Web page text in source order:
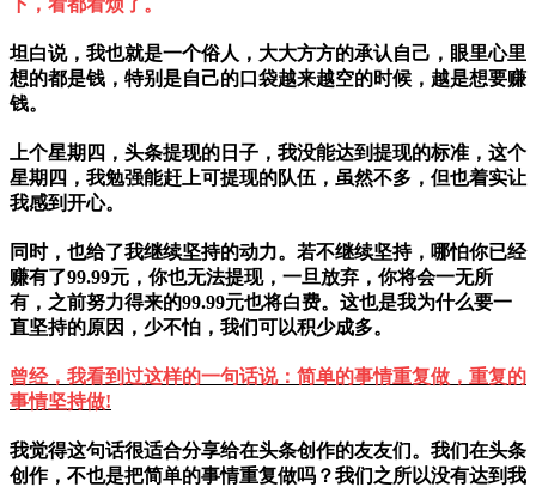
坦白说，我也就是一个俗人，大大方方的承认自己，眼里心里
想的都是钱，特别是自己的口袋越来越空的时候，越是想要赚
钱。
上个星期四，头条提现的日子，我没能达到提现的标准，这个
星期四，我勉强能赶上可提现的队伍，虽然不多，但也着实让
我感到开心。
同时，也给了我继续坚持的动力。若不继续坚持，哪怕你已经
赚有了99.99元，你也无法提现，一旦放弃，你将会一无所
有，之前努力得来的99.99元也将白费。这也是我为什么要一
直坚持的原因，少不怕，我们可以积少成多。
曾经，我看到过这样的一句话说：简单的事情重复做，重复的
事情坚持做!
我觉得这句话很适合分享给在头条创作的友友们。我们在头条
创作，不也是把简单的事情重复做吗？我们之所以没有达到我